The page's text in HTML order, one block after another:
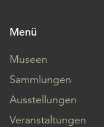
Menü
Museen
Sammlungen
Ausstellungen
Veranstaltungen